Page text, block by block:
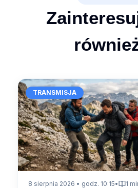
TRANSMISJA
8 sierpnia 2026 • godz. 10:15• 1